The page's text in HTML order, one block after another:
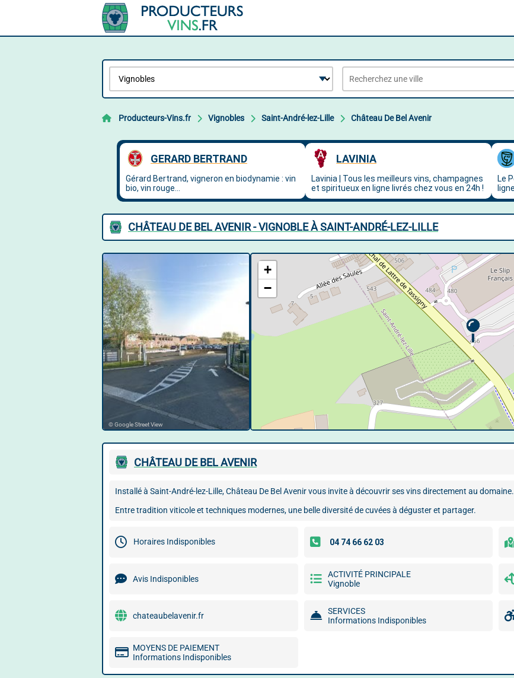
Producteurs-Vins.fr Vignobles Saint-André-lez-Lille Château De Bel Avenir
CHÂTEAU DE BEL AVENIR - VIGNOBLE À SAINT-ANDRÉ-LEZ-LILLE
© Google Street View
+
−
CHÂTEAU DE BEL AVENIR
Installé à Saint-André-lez-Lille, Château De Bel Avenir vous invite à découvrir ses vins directement au domaine.
Entre tradition viticole et techniques modernes, une belle diversité de cuvées à déguster et partager.
Horaires Indisponibles
Avis Indisponibles
ACTIVITÉ PRINCIPALE
Vignoble
chateaubelavenir.fr
SERVICES
Informations Indisponibles
MOYENS DE PAIEMENT
Informations Indisponibles